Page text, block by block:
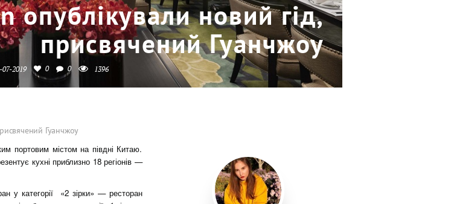
опублікували новий гід,
присвячений Гуанчжоу
07-2019 0 0 1396
Гуанчжоу
портовим містом на півдні Китаю.
кухні приблизно 18 регіонів —
у категорії «2 зірки» — ресторан